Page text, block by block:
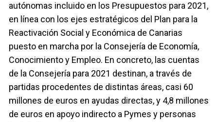
autónomas incluido en los Presupuestos para 2021,
en línea con los ejes estratégicos del Plan para la
Reactivación Social y Económica de Canarias
puesto en marcha por la Consejería de Economía,
Conocimiento y Empleo. En concreto, las cuentas
de la Consejería para 2021 destinan, a través de
partidas procedentes de distintas áreas, casi 60
millones de euros en ayudas directas, y 4,8 millones
de euros en apoyo indirecto a Pymes y personas